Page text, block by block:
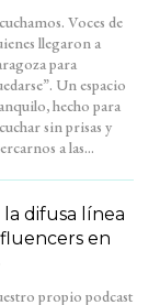
a las...
difusa línea
en